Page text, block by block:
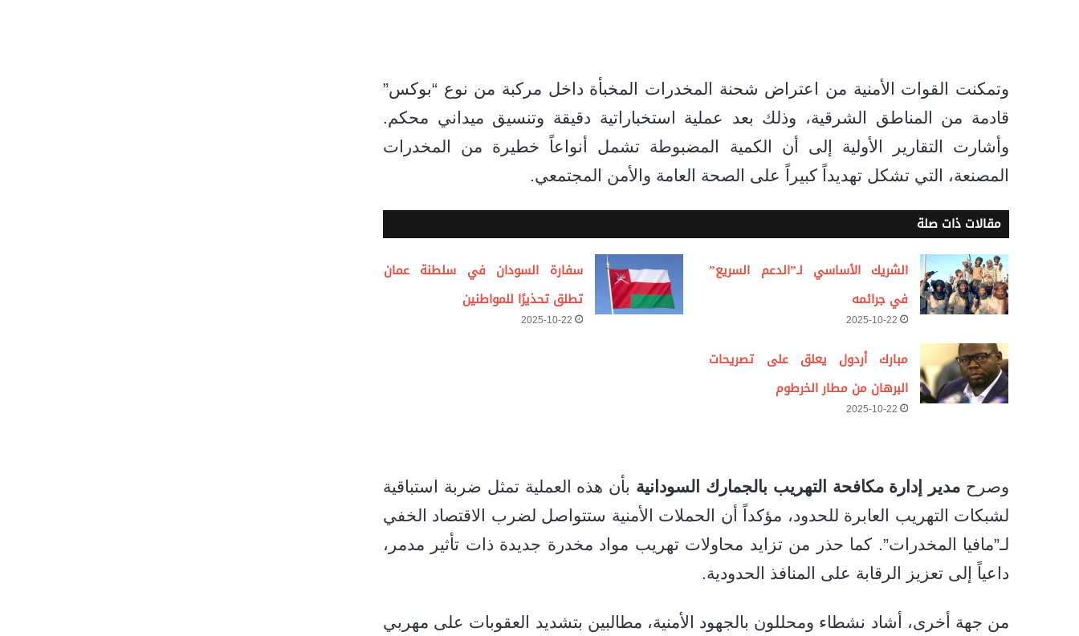
وتمكنت القوات الأمنية من اعتراض شحنة المخدرات المخبأة داخل مركبة من نوع “بوكس”
قادمة من المناطق الشرقية، وذلك بعد عملية استخباراتية دقيقة وتنسيق ميداني محكم.
وأشارت التقارير الأولية إلى أن الكمية المضبوطة تشمل أنواعاً خطيرة من المخدرات
المصنعة، التي تشكل تهديداً كبيراً على الصحة العامة والأمن المجتمعي.
مقالات ذات صلة
الشريك الأساسي لـ”الدعم السريع”
في جرائمه
2025-10-22
سفارة السودان في سلطنة عمان
تطلق تحذيرًا للمواطنين
2025-10-22
مبارك أردول يعلق على تصريحات
البرهان من مطار الخرطوم
2025-10-22
وصرح مدير إدارة مكافحة التهريب بالجمارك السودانية بأن هذه العملية تمثل ضربة استباقية
لشبكات التهريب العابرة للحدود، مؤكداً أن الحملات الأمنية ستتواصل لضرب الاقتصاد الخفي
لـ”مافيا المخدرات”. كما حذر من تزايد محاولات تهريب مواد مخدرة جديدة ذات تأثير مدمر،
داعياً إلى تعزيز الرقابة على المنافذ الحدودية.
من جهة أخرى، أشاد نشطاء ومحللون بالجهود الأمنية، مطالبين بتشديد العقوبات على مهربي